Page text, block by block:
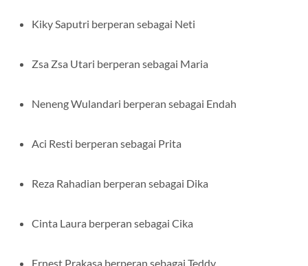
Kiky Saputri berperan sebagai Neti
Zsa Zsa Utari berperan sebagai Maria
Neneng Wulandari berperan sebagai Endah
Aci Resti berperan sebagai Prita
Reza Rahadian berperan sebagai Dika
Cinta Laura berperan sebagai Cika
Ernest Prakasa berperan sebagai Teddy